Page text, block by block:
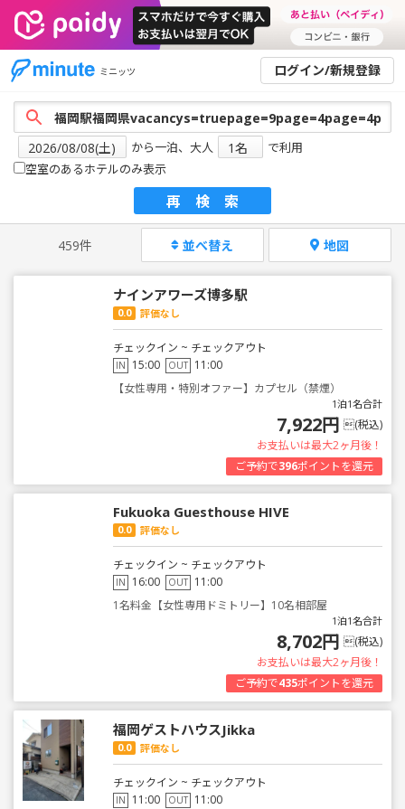
ミニッツ ログイン/新規登録
から一泊、大人
で利用
空室のあるホテルのみ表示
再検索
459件 並べ替え 地図
ナインアワーズ博多駅
0.0 評価なし
チェックイン ~ チェックアウト
IN 15:00 OUT 11:00
【女性専用・特別オファー】カプセル（禁煙）
1泊1名合計
7,922円 (税込)
お支払いは最大2ヶ月後！
ご予約で396ポイントを還元
Fukuoka Guesthouse HIVE
0.0 評価なし
チェックイン ~ チェックアウト
IN 16:00 OUT 11:00
1名料金【女性専用ドミトリー】10名相部屋
1泊1名合計
8,702円 (税込)
お支払いは最大2ヶ月後！
ご予約で435ポイントを還元
福岡ゲストハウスJikka
0.0 評価なし
チェックイン ~ チェックアウト
IN 11:00 OUT 11:00